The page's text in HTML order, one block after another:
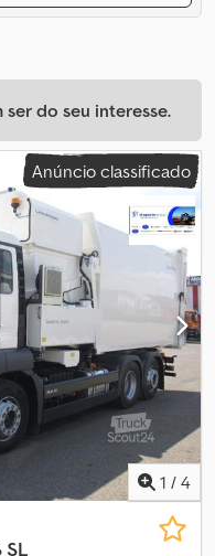
do seu interesse.
Anúncio classificado
1 / 4
SL